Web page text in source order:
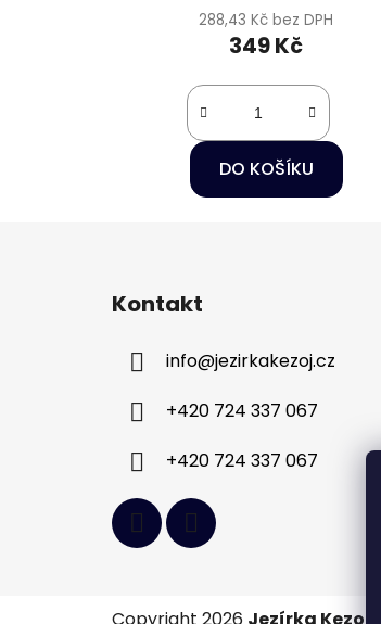
288,43 Kč bez DPH
349 Kč
DO KOŠÍKU
Kontakt
info@jezirkakezoj.cz
+420 724 337 067
+420 724 337 067